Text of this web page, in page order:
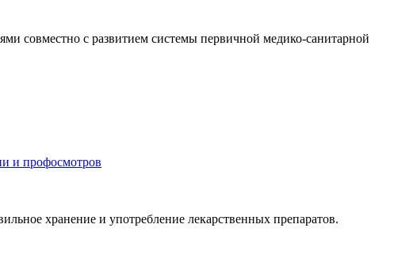
совместно с развитием системы первичной медико-санитарной
и профосмотров
хранение и употребление лекарственных препаратов.